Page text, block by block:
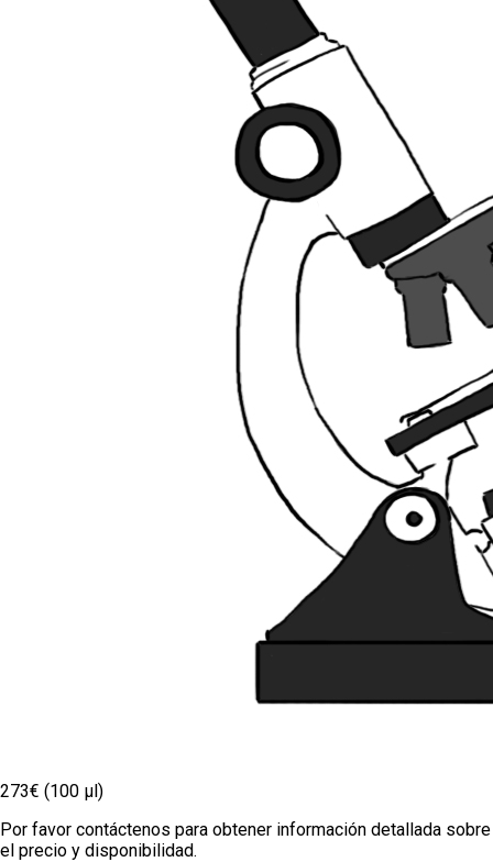
273€ (100 µl)
Por favor contáctenos para obtener información detallada sobre
el precio y disponibilidad.